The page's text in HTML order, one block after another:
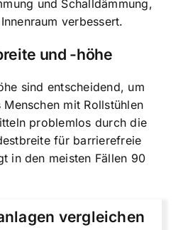
und Schalldämmung,
verbessert.
und -höhe
sind entscheidend, um
mit Rollstühlen
problemlos durch die
für barrierefreie
in den meisten Fällen 90
vergleichen